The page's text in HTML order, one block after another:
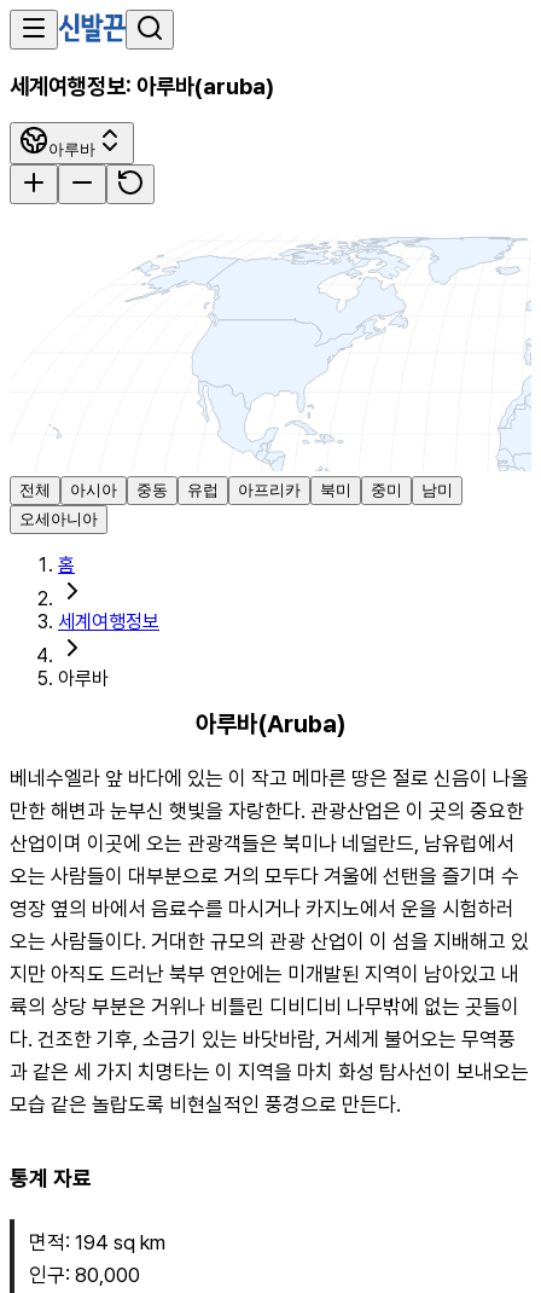
세계여행정보: 아루바(aruba)
아루바
전체 아시아 중동 유럽 아프리카 북미 중미
남미
오세아니아
홈
세계여행정보
아루바
아루바(Aruba)
베네수엘라 앞 바다에 있는 이 작고 메마른 땅은 절로 신음이 나올
만한 해변과 눈부신 햇빛을 자랑한다. 관광산업은 이 곳의 중요한
산업이며 이곳에 오는 관광객들은 북미나 네덜란드, 남유럽에서
오는 사람들이 대부분으로 거의 모두다 겨울에 선탠을 즐기며 수
영장 옆의 바에서 음료수를 마시거나 카지노에서 운을 시험하러
오는 사람들이다. 거대한 규모의 관광 산업이 이 섬을 지배해고 있
지만 아직도 드러난 북부 연안에는 미개발된 지역이 남아있고 내
륙의 상당 부분은 거위나 비틀린 디비디비 나무밖에 없는 곳들이
다. 건조한 기후, 소금기 있는 바닷바람, 거세게 불어오는 무역풍
과 같은 세 가지 치명타는 이 지역을 마치 화성 탐사선이 보내오는
모습 같은 놀랍도록 비현실적인 풍경으로 만든다.
통계 자료
면적: 194 sq km
인구: 80,000